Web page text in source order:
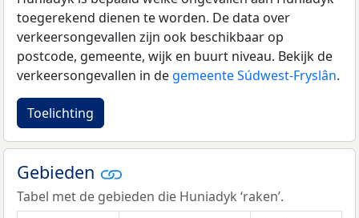
toegerekend dienen te worden. De data over
verkeersongevallen zijn ook beschikbaar op
postcode, gemeente, wijk en buurt niveau. Bekijk de
verkeersongevallen in de gemeente Súdwest-Fryslân.
Toelichting
Gebieden
Tabel met de gebieden die Huniadyk ‘raken’.